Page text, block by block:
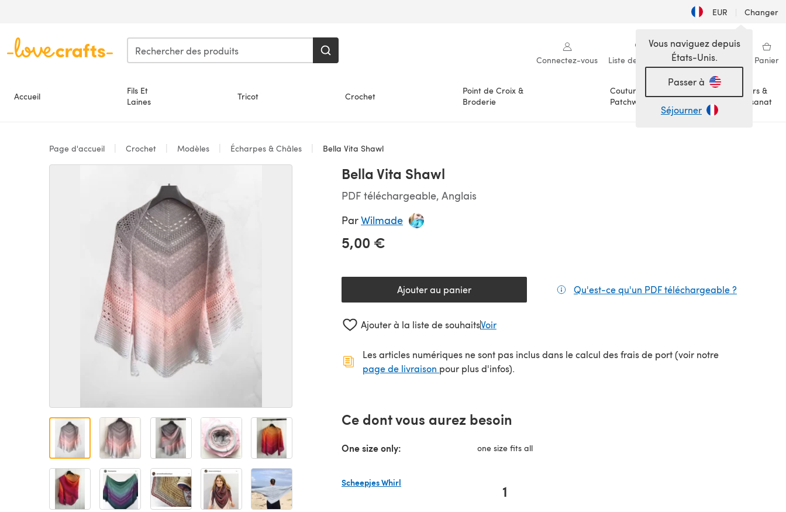
EUR | Changer
Connectez-vous Liste de souhaits Ma bibliothèque Panier
Accueil
Fils Et
Laines
Tricot Crochet
Point de Croix &
Broderie
Couture &
Patchwork
Loisirs &
Artisanat
Vous naviguez depuis
États-Unis.
Passer à
Séjourner
Page d'accueil Crochet Modèles Écharpes & Châles Bella Vita Shawl
Bella Vita Shawl
PDF téléchargeable, Anglais
ParWilmade
5,00 €
Ajouter au panier Qu'est-ce qu'un PDF téléchargeable ?
Ajouter à la liste de souhaitsVoir
Les articles numériques ne sont pas inclus dans le calcul des frais de port (voir notre
page de livraison (s'ouvre dans un nouvel onglet)
pour plus d'infos).
Ce dont vous aurez besoin
One size only: one size fits all
Scheepjes Whirl
1